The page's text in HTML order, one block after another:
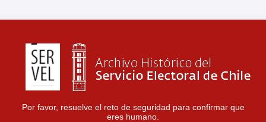
Por favor, resuelve el reto de seguridad para confirmar que
eres humano.